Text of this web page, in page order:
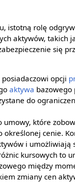
istotną rolę
aktywów, takich
się
opcji
aktywa bazowego
do
które
cenie.
i umożliwiają
kursowych to
między
zmiany cen